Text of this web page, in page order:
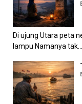
Di ujung Utara peta
lampu Namanya tak...